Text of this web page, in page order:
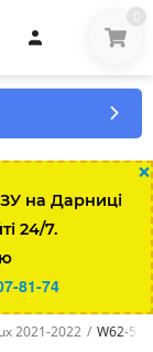
0
×
на Дарниці
24/7.
81-74
2021-2022 / W62-